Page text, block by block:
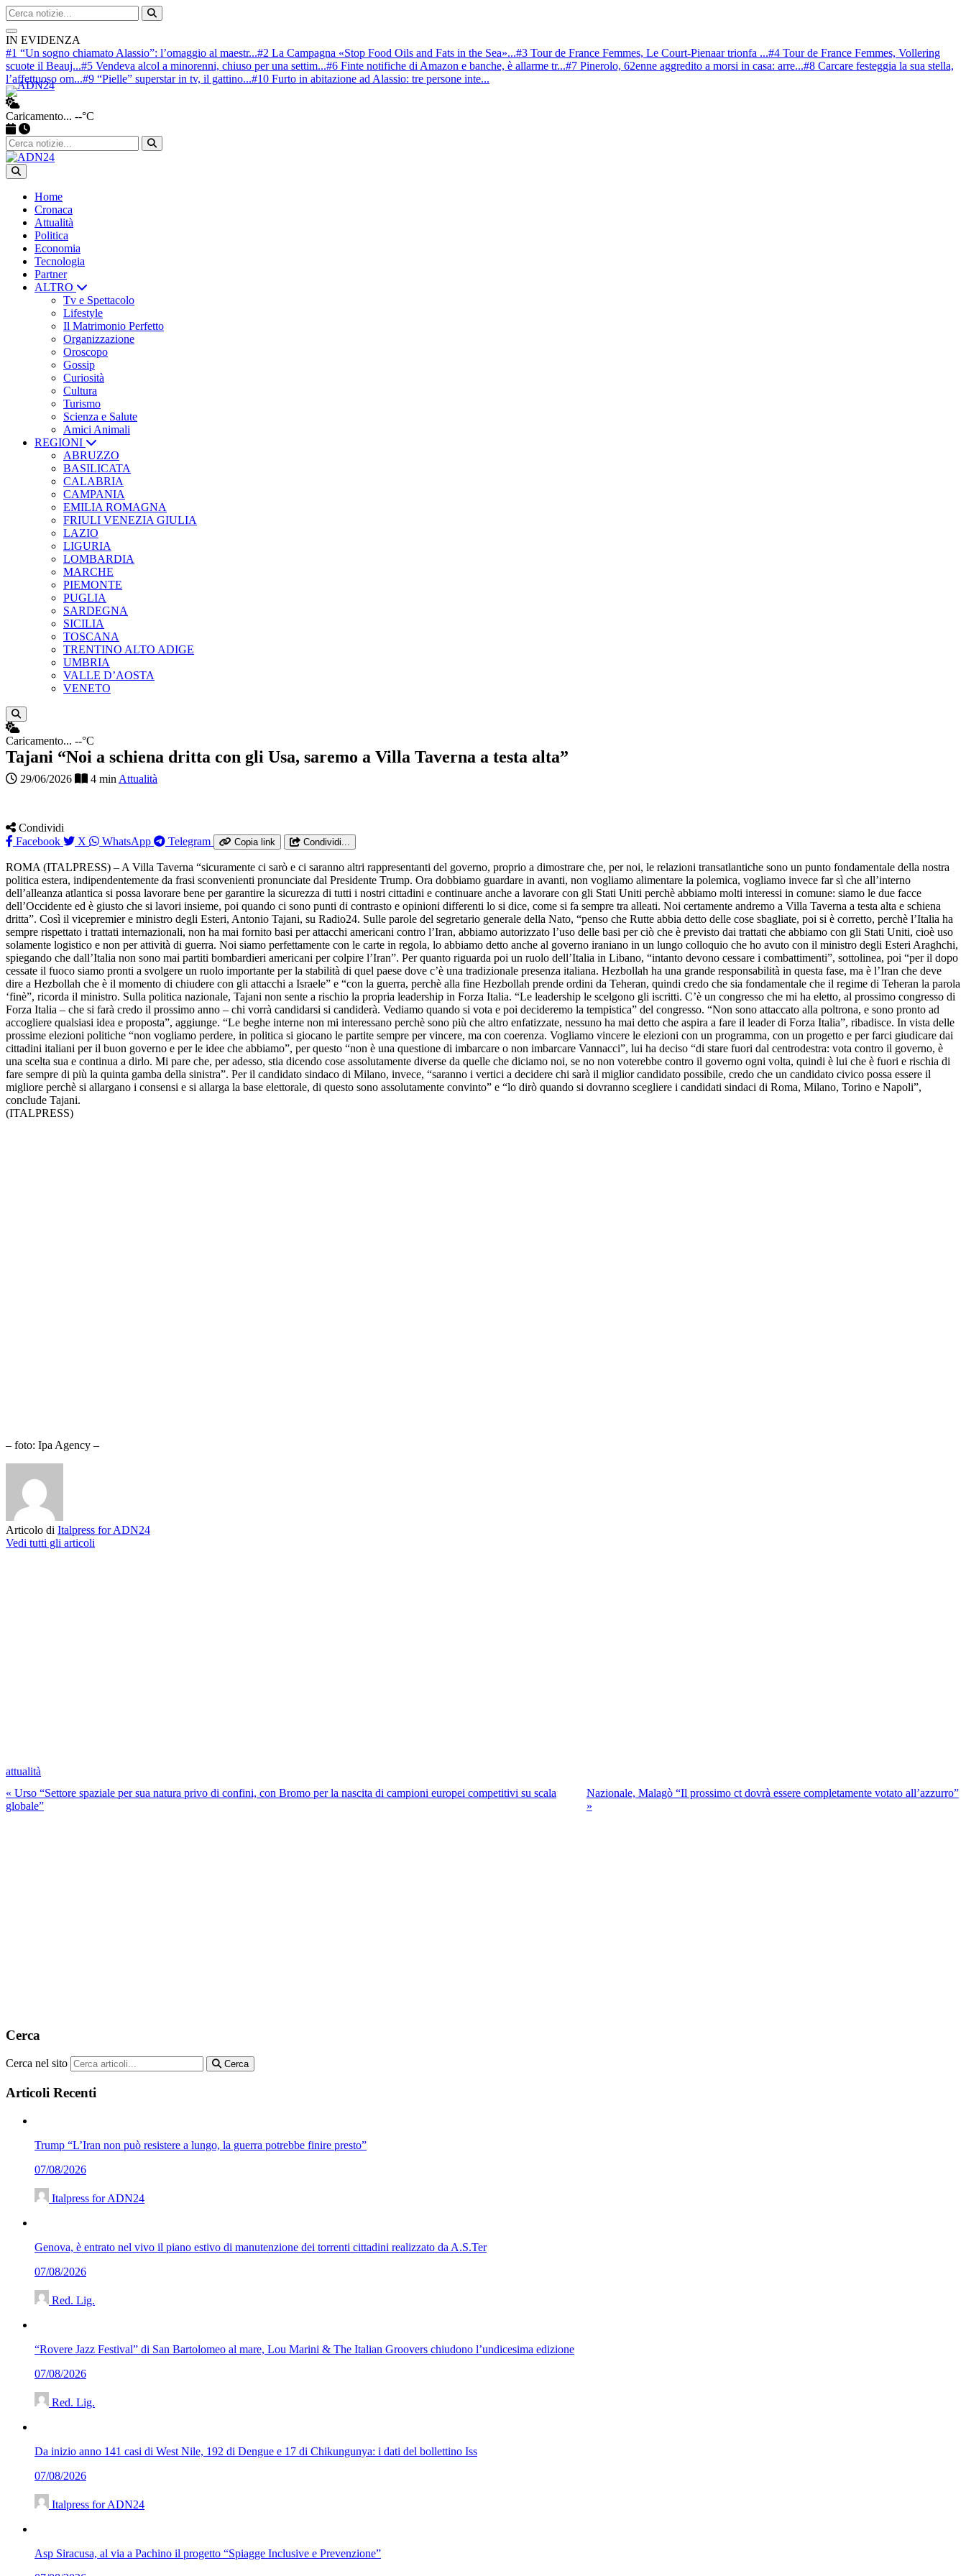
Cerca nel sito Avvia ricerca
IN EVIDENZA
#1 “Un sogno chiamato Alassio”: l’omaggio al maestr...#2 La Campagna «Stop Food Oils and Fats in the Sea»...#3 Tour de France Femmes, Le Court-Pienaar trionfa ...#4 Tour de France Femmes, Vollering
scuote il Beauj...#5 Vendeva alcol a minorenni, chiuso per una settim...#6 Finte notifiche di Amazon e banche, è allarme tr...#7 Pinerolo, 62enne aggredito a morsi in casa: arre...#8 Carcare festeggia la sua stella,
l’affettuoso om...#9 “Pielle” superstar in tv, il gattino...#10 Furto in abitazione ad Alassio: tre persone inte...
Caricamento... --°C
Apri ricerca
Home
Cronaca
Attualità
Politica
Economia
Tecnologia
Partner
ALTRO
Tv e Spettacolo
Lifestyle
Il Matrimonio Perfetto
Organizzazione
Oroscopo
Gossip
Curiosità
Cultura
Turismo
Scienza e Salute
Amici Animali
REGIONI
ABRUZZO
BASILICATA
CALABRIA
CAMPANIA
EMILIA ROMAGNA
FRIULI VENEZIA GIULIA
LAZIO
LIGURIA
LOMBARDIA
MARCHE
PIEMONTE
PUGLIA
SARDEGNA
SICILIA
TOSCANA
TRENTINO ALTO ADIGE
UMBRIA
VALLE D’AOSTA
VENETO
Apri ricerca
Caricamento... --°C
Tajani “Noi a schiena dritta con gli Usa, saremo a Villa Taverna a testa alta”
29/06/2026 4 min Attualità
Condividi
Facebook
X WhatsApp Telegram Copia link Condividi...
ROMA (ITALPRESS) – A Villa Taverna “sicuramente ci sarò e ci saranno altri rappresentanti del governo, proprio a dimostrare che, per noi, le relazioni transatlantiche sono un punto fondamentale della nostra
politica estera, indipendentemente da frasi sconvenienti pronunciate dal Presidente Trump. Ora dobbiamo guardare in avanti, non vogliamo alimentare la polemica, vogliamo invece far sì che all’interno
dell’alleanza atlantica si possa lavorare bene per garantire la sicurezza di tutti i nostri cittadini e continuare anche a lavorare con gli Stati Uniti perchè abbiamo molti interessi in comune: siamo le due facce
dell’Occidente ed è giusto che si lavori insieme, poi quando ci sono punti di contrasto e opinioni differenti lo si dice, come si fa sempre tra alleati. Noi certamente andremo a Villa Taverna a testa alta e schiena
dritta”. Così il vicepremier e ministro degli Esteri, Antonio Tajani, su Radio24. Sulle parole del segretario generale della Nato, “penso che Rutte abbia detto delle cose sbagliate, poi si è corretto, perchè l’Italia ha
sempre rispettato i trattati internazionali, non ha mai fornito basi per attacchi americani contro l’Iran, abbiamo autorizzato l’uso delle basi per ciò che è previsto dai trattati che abbiamo con gli Stati Uniti, cioè uso
solamente logistico e non per attività di guerra. Noi siamo perfettamente con le carte in regola, lo abbiamo detto anche al governo iraniano in un lungo colloquio che ho avuto con il ministro degli Esteri Araghchi,
spiegando che dall’Italia non sono mai partiti bombardieri americani per colpire l’Iran”. Per quanto riguarda poi un ruolo dell’Italia in Libano, “intanto devono cessare i combattimenti”, sottolinea, poi “per il dopo
cessate il fuoco siamo pronti a svolgere un ruolo importante per la stabilità di quel paese dove c’è una tradizionale presenza italiana. Hezbollah ha una grande responsabilità in questa fase, ma è l’Iran che deve
dire a Hezbollah che è il momento di chiudere con gli attacchi a Israele” e “con la guerra, perchè alla fine Hezbollah prende ordini da Teheran, quindi credo che sia fondamentale che il regime di Teheran la parola
‘finè”, ricorda il ministro. Sulla politica nazionale, Tajani non sente a rischio la propria leadership in Forza Italia. “Le leadership le scelgono gli iscritti. C’è un congresso che mi ha eletto, al prossimo congresso di
Forza Italia – che si farà credo il prossimo anno – chi vorrà candidarsi si candiderà. Vediamo quando si vota e poi decideremo la tempistica” del congresso. “Non sono attaccato alla poltrona, e sono pronto ad
accogliere qualsiasi idea e proposta”, aggiunge. “Le beghe interne non mi interessano perchè sono più che altro enfatizzate, nessuno ha mai detto che aspira a fare il leader di Forza Italia”, ribadisce. In vista delle
prossime elezioni politiche “non vogliamo perdere, in politica si giocano le partite sempre per vincere, ma con coerenza. Vogliamo vincere le elezioni con un programma, con un progetto e per farci giudicare dai
cittadini italiani per il buon governo e per le idee che abbiamo”, per questo “non è una questione di imbarcare o non imbarcare Vannacci”, lui ha deciso “di stare fuori dal centrodestra: vota contro il governo, è
una scelta sua e continua a dirlo. Mi pare che, per adesso, stia dicendo cose assolutamente diverse da quelle che diciamo noi, se no non voterebbe contro il governo ogni volta, quindi è lui che è fuori e rischia di
fare sempre di più la quinta gamba della sinistra”. Per il candidato sindaco di Milano, invece, “saranno i vertici a decidere chi sarà il miglior candidato possibile, credo che un candidato civico possa essere il
migliore perchè si allargano i consensi e si allarga la base elettorale, di questo sono assolutamente convinto” e “lo dirò quando si dovranno scegliere i candidati sindaci di Roma, Milano, Torino e Napoli”,
conclude Tajani.
(ITALPRESS)
– foto: Ipa Agency –
Articolo di Italpress for ADN24
Vedi tutti gli articoli
attualità
« Urso “Settore spaziale per sua natura privo di confini, con Bromo per la nascita di campioni europei competitivi su scala
globale”
Nazionale, Malagò “Il prossimo ct dovrà essere completamente votato all’azzurro”
»
Cerca
Cerca nel sito Cerca
Articoli Recenti
Trump “L’Iran non può resistere a lungo, la guerra potrebbe finire presto”
07/08/2026
Italpress for ADN24
Genova, è entrato nel vivo il piano estivo di manutenzione dei torrenti cittadini realizzato da A.S.Ter
07/08/2026
Red. Lig.
“Rovere Jazz Festival” di San Bartolomeo al mare, Lou Marini & The Italian Groovers chiudono l’undicesima edizione
07/08/2026
Red. Lig.
Da inizio anno 141 casi di West Nile, 192 di Dengue e 17 di Chikungunya: i dati del bollettino Iss
07/08/2026
Italpress for ADN24
Asp Siracusa, al via a Pachino il progetto “Spiagge Inclusive e Prevenzione”